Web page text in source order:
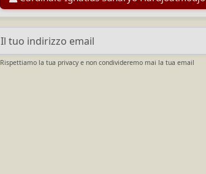
Rispettiamo la tua privacy e non condivideremo mai la tua email